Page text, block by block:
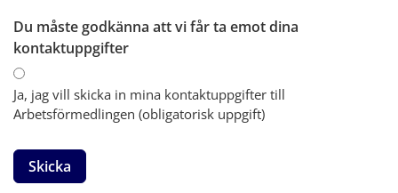
Du måste godkänna att vi får ta emot dina
kontaktuppgifter(obligatorisk)
Du måste godkänna att vi får ta emot
Ja, jag vill skicka in mina kontaktuppgifter till
Arbetsförmedlingen (obligatorisk uppgift)